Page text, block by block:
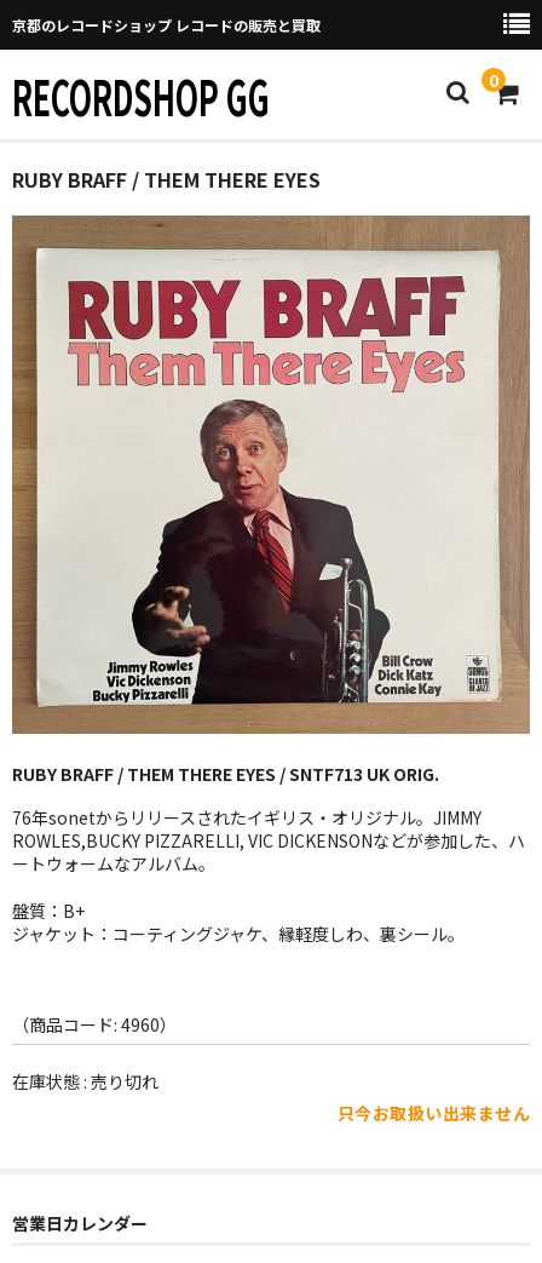
京都のレコードショップ レコードの販売と買取
RECORDSHOP GG 0
Home
マイページ
GGについて
買取について
取り置きなどについて
GG RECORD （当店のレーベル）
JAZZ-US
BLUE NOTE
JAZZ-EU
JAZZ-JP
J-POP
FOLK,SSW
WORLD
RUBY BRAFF / THEM THERE EYES
RUBY BRAFF / THEM THERE EYES / SNTF713 UK ORIG.
76年sonetからリリースされたイギリス・オリジナル。JIMMY
ROWLES,BUCKY PIZZARELLI, VIC DICKENSONなどが参加した、ハ
ートウォームなアルバム。
盤質：B+
ジャケット：コーティングジャケ、縁軽度しわ、裏シール。
（商品コード: 4960）
在庫状態 : 売り切れ
只今お取扱い出来ません
営業日カレンダー